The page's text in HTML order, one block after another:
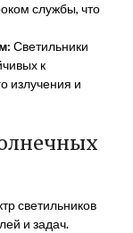
службы, что
Светильники
к
излучения и
светильников
и задач.